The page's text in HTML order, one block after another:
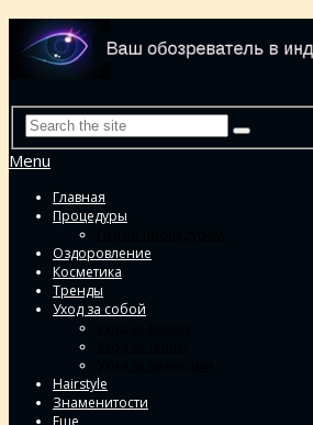
Menu
Главная
Процедуры
Оздоровление
Косметика
Тренды
Уход за собой
Hairstyle
Знаменитости